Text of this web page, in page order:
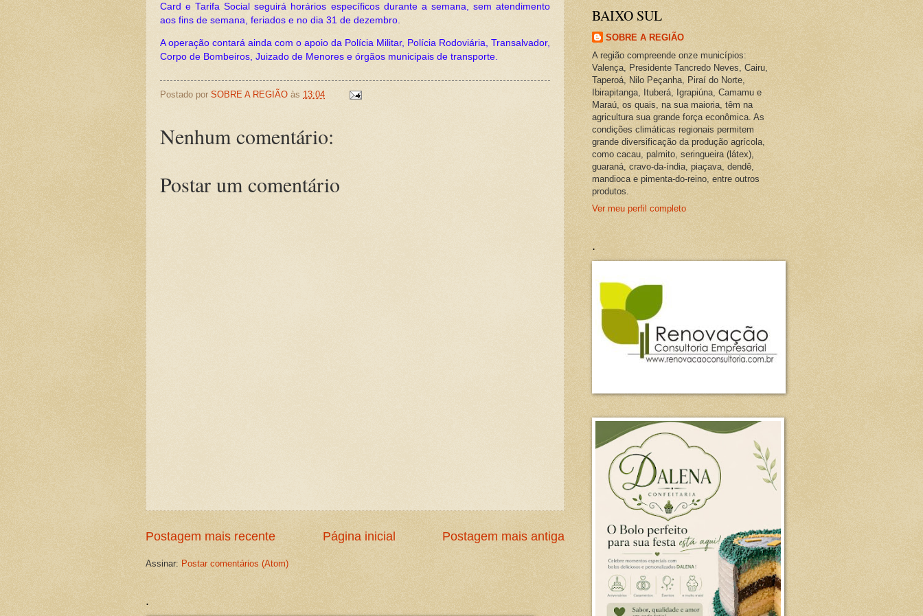
Card e Tarifa Social seguirá horários específicos durante a semana, sem atendimento
aos fins de semana, feriados e no dia 31 de dezembro.
A operação contará ainda com o apoio da Polícia Militar, Polícia Rodoviária, Transalvador,
Corpo de Bombeiros, Juizado de Menores e órgãos municipais de transporte.
Postado por SOBRE A REGIÃO às 13:04
Nenhum comentário:
Postar um comentário
Postagem mais recente Postagem mais antiga
Página inicial
Assinar: Postar comentários (Atom)
.
BAIXO SUL
SOBRE A REGIÃO
A região compreende onze municípios:
Valença, Presidente Tancredo Neves, Cairu,
Taperoá, Nilo Peçanha, Piraí do Norte,
Ibirapitanga, Ituberá, Igrapiúna, Camamu e
Maraú, os quais, na sua maioria, têm na
agricultura sua grande força econômica. As
condições climáticas regionais permitem
grande diversificação da produção agrícola,
como cacau, palmito, seringueira (látex),
guaraná, cravo-da-índia, piaçava, dendê,
mandioca e pimenta-do-reino, entre outros
produtos.
Ver meu perfil completo
.